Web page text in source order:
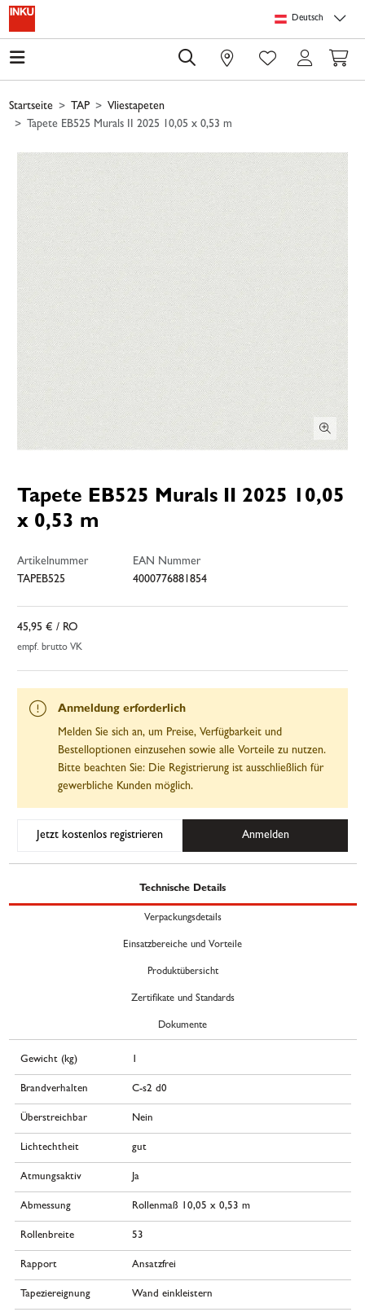
Springe zu Hauptinhalt
Deutsch
0
Startseite TAP
Vliestapeten
Tapete EB525 Murals II 2025 10,05 x 0,53 m
Tapete EB525 Murals II 2025 10,05
x 0,53 m
Artikelnummer
TAPEB525
EAN Nummer
4000776881854
45,95 € / RO
empf. brutto VK
Anmeldung erforderlich
Melden Sie sich an, um Preise, Verfügbarkeit und
Bestelloptionen einzusehen sowie alle Vorteile zu nutzen.
Bitte beachten Sie: Die Registrierung ist ausschließlich für
gewerbliche Kunden möglich.
Jetzt kostenlos registrieren Anmelden
Technische Details
Verpackungsdetails
Einsatzbereiche und Vorteile
Produktübersicht
Zertifikate und Standards
Dokumente
Gewicht (kg) 1
Brandverhalten C-s2 d0
Überstreichbar Nein
Lichtechtheit gut
Atmungsaktiv Ja
Abmessung Rollenmaß 10,05 x 0,53 m
Rollenbreite 53
Rapport Ansatzfrei
Tapeziereignung Wand einkleistern